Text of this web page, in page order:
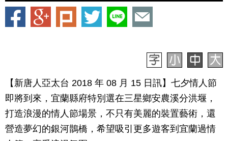
【新唐人亞太台 2018 年 08 月 15 日訊】七夕情人節
即將到來，宜蘭縣府特別選在三星鄉安農溪分洪堰，
打造浪漫的情人節場景，不只有美麗的裝置藝術，還
營造夢幻的銀河鵲橋，希望吸引更多遊客到宜蘭過情